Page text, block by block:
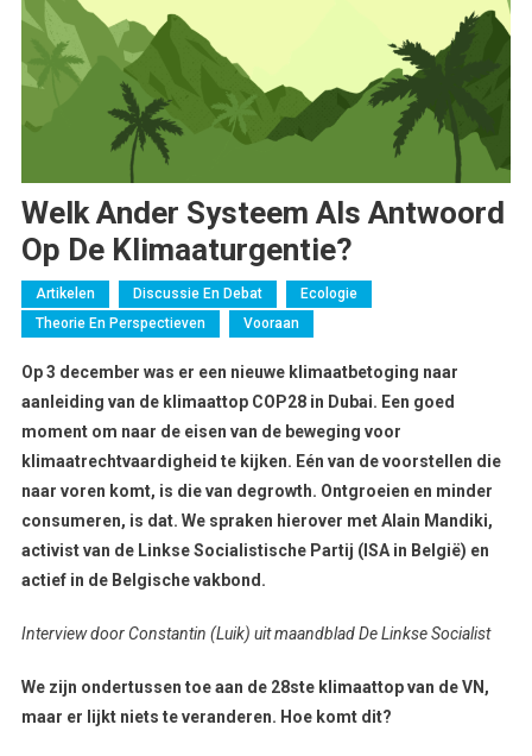
Welk Ander Systeem Als Antwoord
Op De Klimaaturgentie?
Artikelen Discussie En Debat
Ecologie
Theorie En Perspectieven
Vooraan
Op 3 december was er een nieuwe klimaatbetoging naar
aanleiding van de klimaattop COP28 in Dubai. Een goed
moment om naar de eisen van de beweging voor
klimaatrechtvaardigheid te kijken. Eén van de voorstellen die
naar voren komt, is die van degrowth. Ontgroeien en minder
consumeren, is dat. We spraken hierover met Alain Mandiki,
activist van de Linkse Socialistische Partij (ISA in België) en
actief in de Belgische vakbond.
Interview door Constantin (Luik) uit maandblad De Linkse Socialist
We zijn ondertussen toe aan de 28ste klimaattop van de VN,
maar er lijkt niets te veranderen. Hoe komt dit?